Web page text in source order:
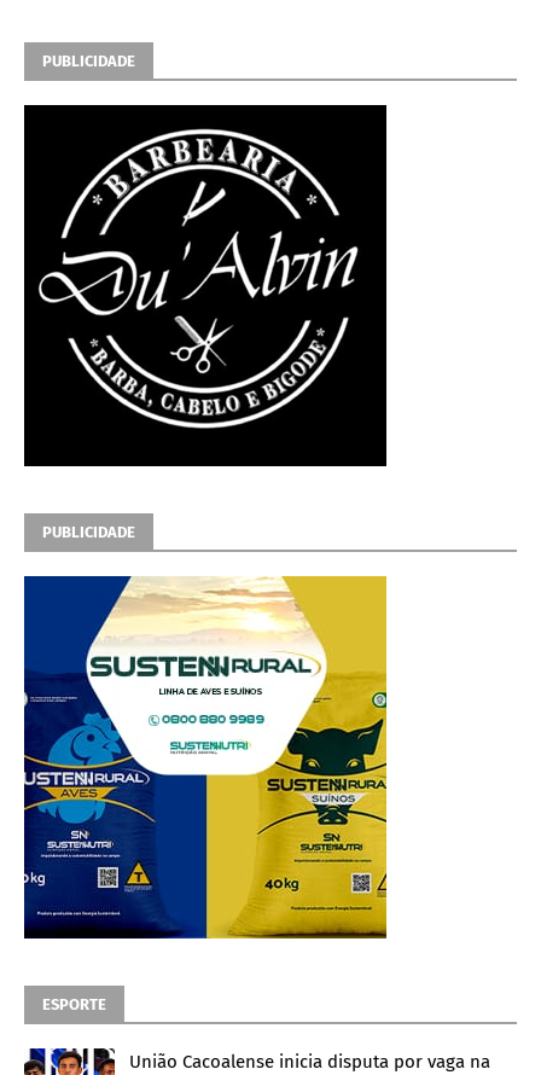
PUBLICIDADE
PUBLICIDADE
ESPORTE
União Cacoalense inicia disputa por vaga na